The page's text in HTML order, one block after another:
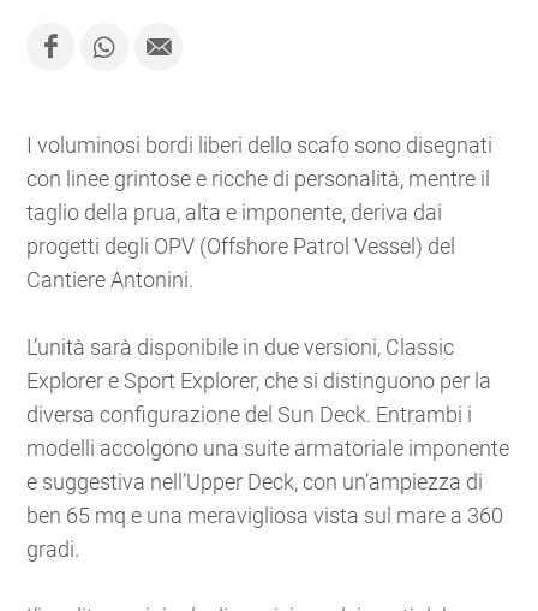
I voluminosi bordi liberi dello scafo sono disegnati
con linee grintose e ricche di personalità, mentre il
taglio della prua, alta e imponente, deriva dai
progetti degli OPV (Offshore Patrol Vessel) del
Cantiere Antonini.
L’unità sarà disponibile in due versioni, Classic
Explorer e Sport Explorer, che si distinguono per la
diversa configurazione del Sun Deck. Entrambi i
modelli accolgono una suite armatoriale imponente
e suggestiva nell’Upper Deck, con un’ampiezza di
ben 65 mq e una meravigliosa vista sul mare a 360
gradi.